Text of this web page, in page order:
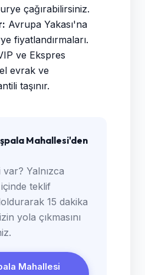
çağırabilirsiniz.
Avrupa Yakası'na
fiyatlandırmaları.
ve Ekspres
evrak ve
taşınır.
Mahallesi'den
Yalnızca
teklif
15 dakika
yola çıkmasını
Mahallesi